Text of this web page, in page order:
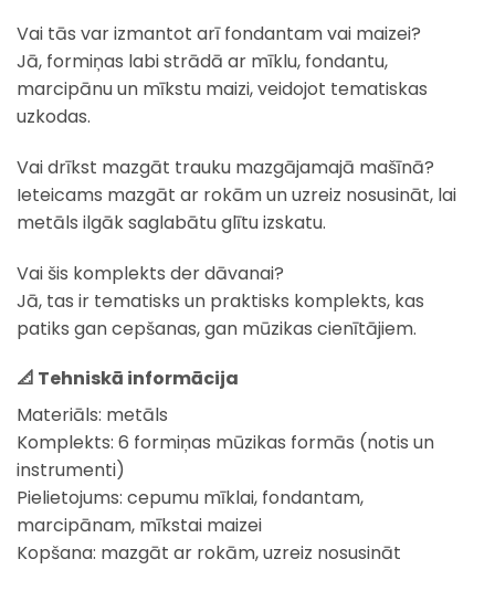
Vai tās var izmantot arī fondantam vai maizei?
Jā, formiņas labi strādā ar mīklu, fondantu,
marcipānu un mīkstu maizi, veidojot tematiskas
uzkodas.
Vai drīkst mazgāt trauku mazgājamajā mašīnā?
Ieteicams mazgāt ar rokām un uzreiz nosusināt, lai
metāls ilgāk saglabātu glītu izskatu.
Vai šis komplekts der dāvanai?
Jā, tas ir tematisks un praktisks komplekts, kas
patiks gan cepšanas, gan mūzikas cienītājiem.
📐 Tehniskā informācija
Materiāls: metāls
Komplekts: 6 formiņas mūzikas formās (notis un
instrumenti)
Pielietojums: cepumu mīklai, fondantam,
marcipānam, mīkstai maizei
Kopšana: mazgāt ar rokām, uzreiz nosusināt